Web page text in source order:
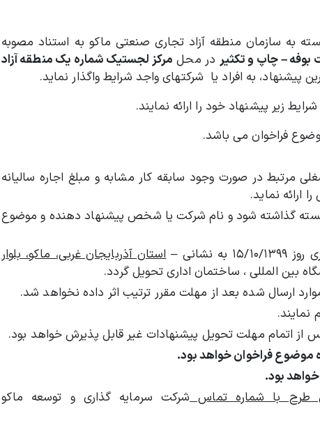
به سازمان منطقه آزاد تجاری صنعتی ماکو به استناد مصوبه
بوفه – چاپ و تکثیر در محل مرکز لجستیک شماره یک منطقه آزاد
پیشنهاد، به افراد یا شرکتهای واجد شرايط واگذار نمايد.
زیر پیشنهاد خود را ارائه نمایند.
فراخوان می باشد.
مرتبط در صورت وجود سابقه کار مشابه و مبلغ اجاره سالیانه
ارائه نماید.
گذاشته شود و نام شرکت یا شخص پیشنهاد دهنده و موضوع
–
استان آذربایجان غربی، ماکو، بلوار
بین المللی ، ساختمان اداری تحویل ‌گردد.
ارسال شده بعد از مهلت مقرر ترتیب اثر داده نخواهد شد.
از اتمام مهلت تحویل پیشنهادات غیر قابل پذیرش خواهد بود.
موضوع فراخوان خواهد بود.
بود.
طرح با شماره‌ تماسشرکت سرمایه گذاری و توسعه ماکو